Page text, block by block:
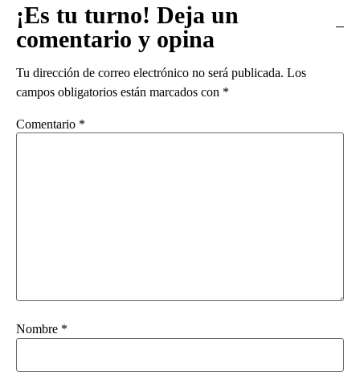
¡Es tu turno! Deja un
comentario y opina
Tu dirección de correo electrónico no será publicada. Los
campos obligatorios están marcados con *
Comentario *
Nombre *